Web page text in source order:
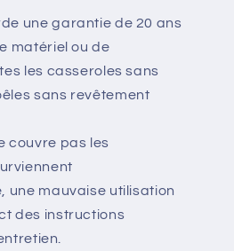
une garantie de 20 ans
matériel ou de
les casseroles sans
sans revêtement
couvre pas les
une mauvaise utilisation
des instructions